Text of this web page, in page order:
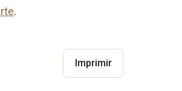
.
Imprimir